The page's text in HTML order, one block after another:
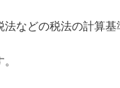
などの税法の計算